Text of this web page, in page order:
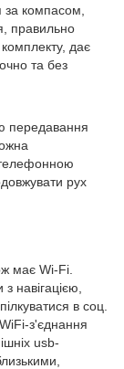
за компасом,
правильно
дає
та без
передавання
телефонною
рух
має Wi-Fi.
навігацією,
в соц.
з'єднання
usb-